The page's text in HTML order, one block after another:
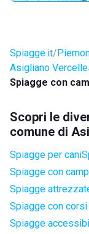
Spiagge.it
Asigliano
Spiagge con
Scopri le
comune di
Spiagge per cani
Spiagge con
Spiagge
Spiagge con
Spiagge